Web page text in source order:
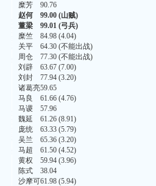
糜芳 90.76
赵何 99.00 (山贼)
董梁 99.01 (弓兵)
糜竺 84.98 (4.04)
关平 64.30 (不能出战)
周仓 77.30 (不能出战)
刘辟 63.67 (7.00)
刘封 77.94 (3.20)
诸葛亮59.65
马良 61.66 (4.76)
马谡 57.96
魏延 61.26 (8.91)
庞统 63.33 (5.79)
吴兰 65.36 (3.20)
马超 61.50 (4.52)
黄权 59.94 (3.96)
陈式 38.04
沙摩可61.98 (5.94)